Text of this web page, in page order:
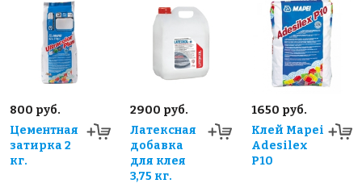
800 руб.
Цементная
затирка 2
кг.
2900 руб.
Латексная
добавка
для клея
3,75 кг.
1650 руб.
Клей Mapei
Adesilex
P10